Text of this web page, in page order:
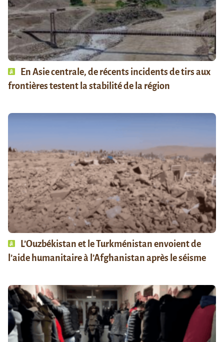
En Asie centrale, de récents incidents de tirs aux
frontières testent la stabilité de la région
L’Ouzbékistan et le Turkménistan envoient de
l’aide humanitaire à l’Afghanistan après le séisme